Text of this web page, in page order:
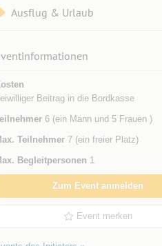
Ausflug & Urlaub
Beitrag in die Bordkasse
6 (ein Mann und 5 Frauen )
Teilnehmer7 (ein freier Platz)
Begleitpersonen 1
Zum Event anmelden
Event merken